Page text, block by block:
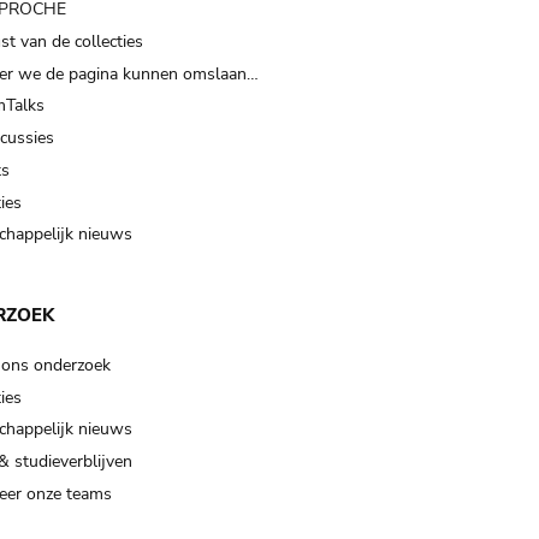
van de collecties
we de pagina kunnen omslaan…
nieuws
onderzoek
nieuws
studieverblijven
onze teams